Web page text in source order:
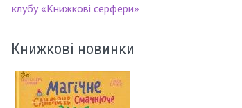
клубу «Книжкові серфери»
Книжкові новинки